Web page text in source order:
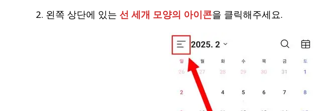
2. 왼쪽 상단에 있는 선 세개 모양의 아이콘을 클릭해주세요.